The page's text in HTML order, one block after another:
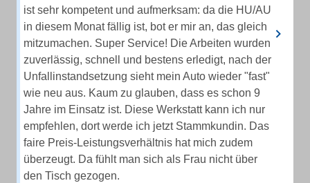
ist sehr kompetent und aufmerksam: da die HU/AU
in diesem Monat fällig ist, bot er mir an, das gleich
mitzumachen. Super Service! Die Arbeiten wurden
zuverlässig, schnell und bestens erledigt, nach der
Unfallinstandsetzung sieht mein Auto wieder "fast"
wie neu aus. Kaum zu glauben, dass es schon 9
Jahre im Einsatz ist. Diese Werkstatt kann ich nur
empfehlen, dort werde ich jetzt Stammkundin. Das
faire Preis-Leistungsverhältnis hat mich zudem
überzeugt. Da fühlt man sich als Frau nicht über
den Tisch gezogen.